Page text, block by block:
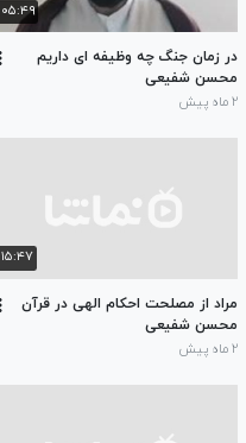
۰۵:۴۹
در زمان جنگ چه وظیفه ای داریم
محسن شفیعی
۲ ماه پیش
۱۵:۴۷
مراد از مصلحت احکام الهی در قرآن
محسن شفیعی
۲ ماه پیش